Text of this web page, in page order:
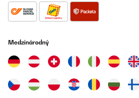
Medzinárodný